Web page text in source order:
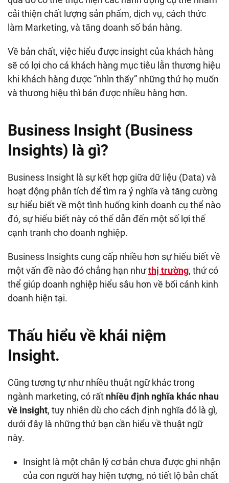
cải thiện chất lượng sản phẩm, dịch vụ, cách thức
làm Marketing, và tăng doanh số bán hàng.
Về bản chất, việc hiểu được insight của khách hàng
sẽ có lợi cho cả khách hàng mục tiêu lẫn thương hiệu
khi khách hàng được “nhìn thấy” những thứ họ muốn
và thương hiệu thì bán được nhiều hàng hơn.
Business Insight (Business
Insights) là gì?
Business Insight là sự kết hợp giữa dữ liệu (Data) và
hoạt động phân tích để tìm ra ý nghĩa và tăng cường
sự hiểu biết về một tình huống kinh doanh cụ thể nào
đó, sự hiểu biết này có thể dẫn đến một số lợi thế
cạnh tranh cho doanh nghiệp.
Business Insights cung cấp nhiều hơn sự hiểu biết về
một vấn đề nào đó chẳng hạn nhưthị trường, thứ có
thể giúp doanh nghiệp hiểu sâu hơn về bối cảnh kinh
doanh hiện tại.
Thấu hiểu về khái niệm
Insight.
Cũng tương tự như nhiều thuật ngữ khác trong
ngành marketing, có rất nhiều định nghĩa khác nhau
về insight, tuy nhiên dù cho cách định nghĩa đó là gì,
dưới đây là những thứ bạn cần hiểu về thuật ngữ
này.
Insight là một chân lý cơ bản chưa được ghi nhận
của con người hay hiện tượng, nó tiết lộ bản chất